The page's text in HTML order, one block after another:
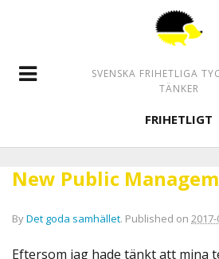
SVENSKA FRIHETLIGA
TÄNKER
FRIHETLIGT
New Public
ByDet goda samhället. Published on 2017-
Eftersom jag hade tänkt att mina